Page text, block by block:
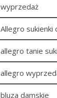
wyprzedaż
Allegro sukienki
allegro tanie
allegro
bluza damskie